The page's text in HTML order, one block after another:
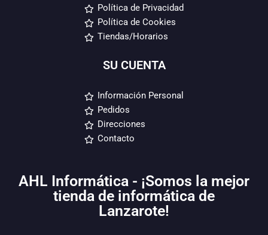
Política de Privacidad
Política de Cookies
Tiendas/Horarios
SU CUENTA
Información Personal
Pedidos
Direcciones
Contacto
AHL Informática - ¡Somos la mejor
tienda de informática de
Lanzarote!